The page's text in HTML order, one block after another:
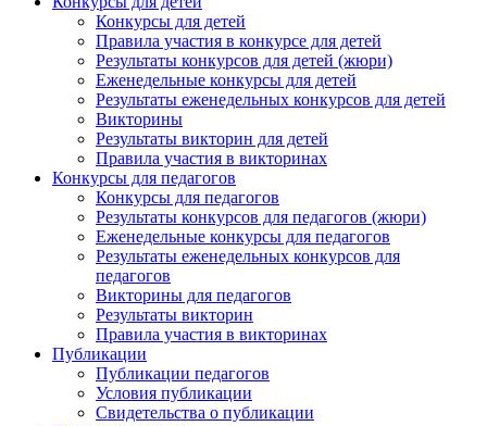
Конкурсы для детей
Конкурсы для детей
Правила участия в конкурсе для детей
Результаты конкурсов для детей (жюри)
Еженедельные конкурсы для детей
Результаты еженедельных конкурсов для детей
Викторины
Результаты викторин для детей
Правила участия в викторинах
Конкурсы для педагогов
Конкурсы для педагогов
Результаты конкурсов для педагогов (жюри)
Еженедельные конкурсы для педагогов
Результаты еженедельных конкурсов для
педагогов
Викторины для педагогов
Результаты викторин
Правила участия в викторинах
Публикации
Публикации педагогов
Условия публикации
Свидетельства о публикации